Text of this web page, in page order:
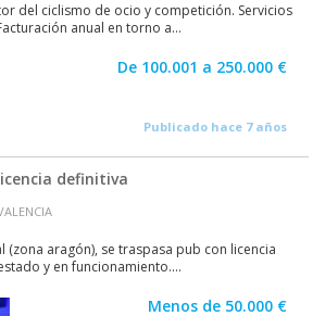
del ciclismo de ocio y competición. Servicios
anual en torno a...
De 100.001 a 250.000 €
Publicado hace 7 años
definitiva
(zona aragón), se traspasa pub con licencia
y en funcionamiento....
Menos de 50.000 €